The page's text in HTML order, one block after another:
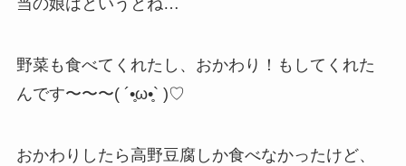
当の娘はというとね…
野菜も食べてくれたし、おかわり！もしてくれた
んです〜〜〜( ´•̥ω•̥` )♡
おかわりしたら高野豆腐しか食べなかったけど、